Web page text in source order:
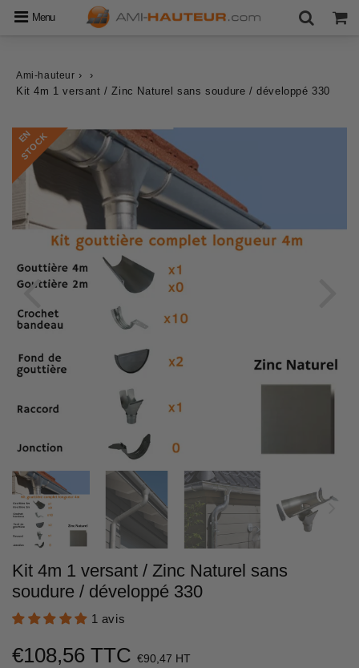
Menu
Ami-hauteur ›
›
Kit 4m 1 versant / Zinc Naturel sans soudure / développé 330
E
N
S
T
O
C
K
Kit 4m 1 versant / Zinc Naturel sans
soudure / développé 330
1 avis
€108,56 TTC €90,47 HT